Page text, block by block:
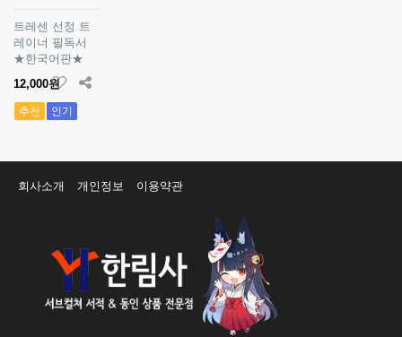
트레센 선정 트
레이너 필독서
★한국어판★
12,000원
추천 인기
회사소개 개인정보 이용약관